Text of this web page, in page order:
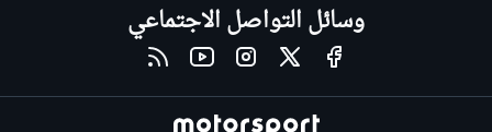
وسائل التواصل الاجتماعي